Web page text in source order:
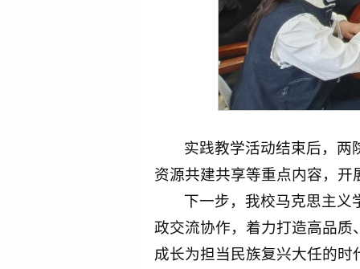
实践教学活动结束后，两
资源共建共享等重点内容，
下一步，我校马克思主义
政交流协作，着力打造高品质
成长为担当民族复兴大任的时